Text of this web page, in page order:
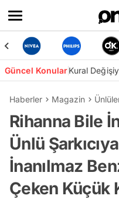
Güncel KonularKural
Haberler Magazin
Rihanna Bile
Ünlü
İnanılmaz
Çeken Küçük